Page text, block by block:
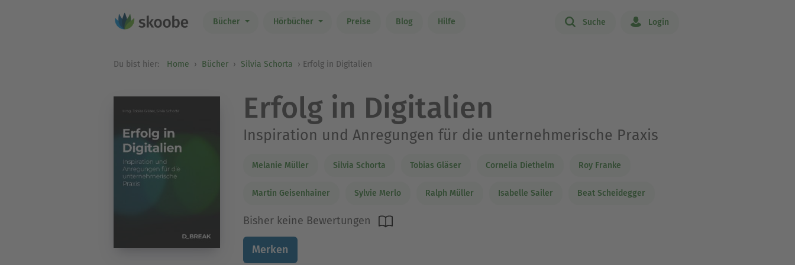
Bücher Hörbücher Preise Blog Hilfe Suche Login
Du bist hier: Home Bücher Silvia Schorta Erfolg in Digitalien
Erfolg in Digitalien
Inspiration und Anregungen für die unternehmerische Praxis
Melanie Müller Silvia Schorta Tobias Gläser Cornelia Diethelm Roy Franke
Martin Geisenhainer Sylvie Merlo Ralph Müller Isabelle Sailer Beat Scheidegger
Bisher keine Bewertungen
Merken